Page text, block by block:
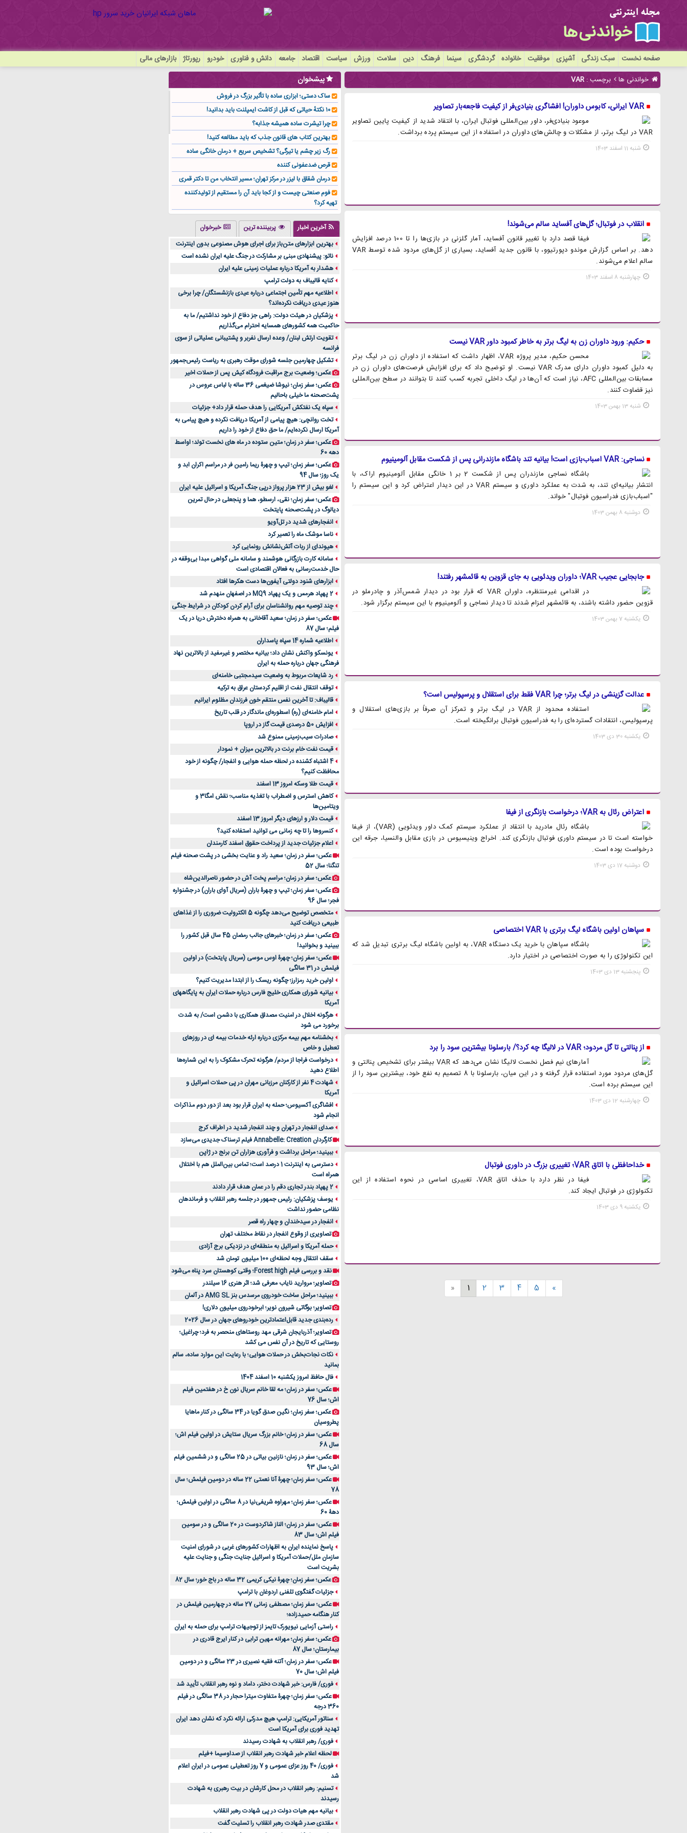
صفحه نخست سبک زندگی آشپزی موفقیت خانواده گردشگری سینما فرهنگ دین سلامت ورزش سیاست اقتصاد جامعه دانش و فناوری خودرو رپورتاژ بازارهای مالی
خواندنی ها
برچسب : VAR
VAR ایرانی، کابوس داوران! افشاگری بنیادی‌فر از کیفیت فاجعه‌بار تصاویر
موعود بنیادی‌فر، داور بین‌المللی فوتبال ایران، با انتقاد شدید از کیفیت پایین تصاویر
VAR در لیگ برتر، از مشکلات و چالش‌های داوران در استفاده از این سیستم پرده برداشت.
شنبه 11 اسفند 1403
انقلاب در فوتبال؛ گل‌های آفساید سالم می‌شوند!
فیفا قصد دارد با تغییر قانون آفساید، آمار گلزنی در بازی‌ها را تا 100 درصد افزایش
دهد. بر اساس گزارش موندو دپورتیوو، با قانون جدید آفساید، بسیاری از گل‌های مردود شده توسط VAR
سالم اعلام می‌شوند.
چهارشنبه 8 اسفند 1403
حکیم: ورود داوران زن به لیگ برتر به خاطر کمبود داور VAR نیست
محسن حکیم، مدیر پروژه VAR، اظهار داشت که استفاده از داوران زن در لیگ برتر
به دلیل کمبود داوران دارای مدرک VAR نیست. او توضیح داد که برای افزایش فرصت‌های داوران زن در
مسابقات بین‌المللی AFC، نیاز است که آن‌ها در لیگ داخلی تجربه کسب کنند تا بتوانند در سطح بین‌المللی
نیز قضاوت کنند.
شنبه 13 بهمن 1403
نساجی: VAR اسباب‌بازی است! بیانیه تند باشگاه مازندرانی پس از شکست مقابل آلومینیوم
باشگاه نساجی مازندران پس از شکست 2 بر 1 خانگی مقابل آلومینیوم اراک، با
انتشار بیانیه‌ای تند، به شدت به عملکرد داوری و سیستم VAR در این دیدار اعتراض کرد و این سیستم را
"اسباب‌بازی فدراسیون فوتبال" خواند.
دوشنبه 8 بهمن 1403
جابجایی عجیب VAR؛ داوران ویدئویی به جای قزوین به قائمشهر رفتند!
در اقدامی غیرمنتظره، داوران VAR که قرار بود در دیدار شمس‌آذر و چادرملو در
قزوین حضور داشته باشند، به قائمشهر اعزام شدند تا دیدار نساجی و آلومینیوم با این سیستم برگزار شود.
یکشنبه 7 بهمن 1403
عدالت گزینشی در لیگ برتر؛ چرا VAR فقط برای استقلال و پرسپولیس است؟
استفاده محدود از VAR در لیگ برتر و تمرکز آن صرفاً بر بازی‌های استقلال و
پرسپولیس، انتقادات گسترده‌ای را به فدراسیون فوتبال برانگیخته است.
یکشنبه 30 دی 1403
اعتراض رئال به VAR؛ درخواست بازنگری از فیفا
باشگاه رئال مادرید با انتقاد از عملکرد سیستم کمک داور ویدئویی (VAR)، از فیفا
خواسته است تا در سیستم داوری فوتبال بازنگری کند. اخراج وینیسیوس در بازی مقابل والنسیا، جرقه این
درخواست بوده است.
دوشنبه 17 دی 1403
سپاهان اولین باشگاه لیگ برتری با VAR اختصاصی
باشگاه سپاهان با خرید یک دستگاه VAR، به اولین باشگاه لیگ برتری تبدیل شد که
این تکنولوژی را به صورت اختصاصی در اختیار دارد.
پنجشنبه 13 دی 1403
از پنالتی تا گل مردود؛ VAR در لالیگا چه کرد؟/ بارسلونا بیشترین سود را برد
آمارهای نیم فصل نخست لالیگا نشان می‌دهد که VAR بیشتر برای تشخیص پنالتی و
گل‌های مردود مورد استفاده قرار گرفته و در این میان، بارسلونا با 8 تصمیم به نفع خود، بیشترین سود را از
این سیستم برده است.
چهارشنبه 12 دی 1403
خداحافظی با اتاق VAR؛ تغییری بزرگ در داوری فوتبال
فیفا در نظر دارد با حذف اتاق VAR، تغییری اساسی در نحوه استفاده از این
تکنولوژی در فوتبال ایجاد کند.
یکشنبه 9 دی 1403
« 1 2 3 4 5 »
پیشخوان
ساک دستی؛ ابزاری ساده با تأثیر بزرگ در فروش
۱۰ نکتهٔ حیاتی که قبل از کاشت ایمپلنت باید بدانید!
چرا تیشرت ساده همیشه جذابه؟
بهترین کتاب های قانون جذب که باید مطالعه کنید!
رگ زیر چشم یا تیرگی؟ تشخیص سریع + درمان خانگی ساده
قرص ضدعفونی کننده
درمان شقاق با لیزر در مرکز تهران؛ مسیر انتخاب من تا دکتر قمری
فوم صنعتی چیست و از کجا باید آن را مستقیم از تولیدکننده
تهیه کرد؟
جنس هر کدام از اجزای ایمپلنت دندان چیست؟ کدام متریال برای
شما بهتر است؟
تولید لیوان کاغذی یک کسب‌ و کار پر سود و رو‌ به‌ رشد در بازار
ایران
درد زانو بعد از تمرین با تردمیل؟ شاید مشکل از این انتخاب باشد
آینده موسیقی هم‌اکنون در اینجاست
بهترین راه تبلیغات کلینیک زیبایی و افزایش مشتری کدام است؟
مقایسه قالب آسترا با وودمارت و فلت‌سام (فارسی)
خرید سمعک کارکرده یا دست دوم | نکات مهم قبل از تصمیم‌گیری
خرید و فروش قطعات سرور دست دوم در ماهان شبکه ایرانیان
اهمیت انتخاب بهترین وکیل در سعادت آباد برای پرونده‌های
حساس و کلان
۷ تاثیرات کامپیوتر در حوزه علوم زندگی و کاربردی
لیفتراک صفر؛ راهنمای جامع خرید، قیمت و فروش در ایران
راهنمای جامع بهترین کفش ورزشی برای دویدن و استفاده روزمره
| بررسی ۱۲ مدل برتر
آخرین اخبار پربیننده ترین
خبرخوان
بهترین ابزارهای متن‌باز برای اجرای هوش مصنوعی بدون اینترنت
ناتو: پیشنهادی مبنی بر مشارکت در جنگ علیه ایران نشده است
هشدار به آمریکا درباره عملیات زمینی علیه ایران
کنایه قالیباف به دولت ترامپ
اطلاعیه مهم تأمین اجتماعی درباره عیدی بازنشستگان/ چرا برخی
هنوز عیدی دریافت نکرده‌اند؟
پزشکیان در هیئت دولت: راهی جز دفاع از خود نداشتیم/ ما به
حاکمیت همه کشورهای همسایه احترام می‌گذاریم
تقویت ارتش لبنان/ وعده ارسال نفربر و پشتیبانی عملیاتی از سوی
فرانسه
تشکیل چهارمین جلسه شورای موقت رهبری به ریاست رئیس‌جمهور
عکس؛ وضعیت برج مراقبت فرودگاه کیش پس از حملات اخیر
عکس؛ سفر زمان؛ نیوشا ضیغمی 36 ساله با لباس عروس در
پشت‌صحنه ما خیلی باحالیم
سپاه یک نفتکش آمریکایی را هدف حمله قرار داد+ جزئیات
تخت روانچی: هیچ پیامی از آمریکا دریافت نکرده و هیچ پیامی به
آمریکا ارسال نکرده‌ایم/ ما حق دفاع از خود را داریم
عکس؛ سفر در زمان؛ متین ستوده در ماه های نخست تولد؛ اواسط
دهه 60
عکس؛ سفر زمان؛ تیپ و چهرۀ ریما رامین فر در مراسم اکران ابد و
یک روز؛ سال 94
لغو بیش از 23 هزار پرواز درپی جنگ آمریکا و اسرائیل علیه ایران
عکس؛ سفر زمان؛ نقی، ارسطو، هما و پنجعلی در حال تمرین
دیالوگ در پشت‌صحنه پایتخت
انفجارهای شدید در تل‌آویو
ناسا موشک ماه را تعمیر کرد
هیوندای از ربات آتش‌نشانش رونمایی کرد
سامانه کارت بازرگانی هوشمند و سامانه ملی گواهی مبدا بی‌وقفه در
حال خدمت‌رسانی به فعالان اقتصادی است
ابزارهای شنود دولتی آیفون‌ها دست هکرها افتاد
2 پهپاد هرمس و یک پهپاد MQ9 در اصفهان منهدم شد
چند توصیه مهم روانشناسان برای آرام کردن کودکان در شرایط جنگی
عکس؛ سفر در زمان؛ سعید آقاخانی به همراه دخترش دریا در یک
فیلم؛ سال 87
اطلاعیه شماره 14 سپاه پاسداران
یونسکو واکنش نشان داد؛ بیانیه مختصر و غیرمفید از بالاترین نهاد
فرهنگی جهان درباره حمله به ایران
رد شایعات مربوط به وضعیت سیدمجتبی خامنه‌ای
توقف انتقال نفت از اقلیم کردستان عراق به ترکیه
قالیباف: تا آخرین نفس منتقم خون فرزندان مظلوم ایرانیم
امام خامنه‌ای (ره) اسطوره‌ای ماندگار در قلب تاریخ
افزایش 50 درصدی قیمت گاز در اروپا
صادرات سیب‌زمینی ممنوع شد
قیمت نفت خام برنت در بالاترین میزان + نمودار
4 اشتباه کشنده در لحظه حمله هوایی و انفجار/ چگونه از خود
محافظت کنیم؟
قیمت طلا وسکه امروز 13 اسفند
کاهش استرس و اضطراب با تغذیه مناسب؛ نقش امگا3 و
ویتامین‌ها
قیمت دلار و ارزهای دیگر امروز 13 اسفند
کنسروها را تا چه زمانی می توانید استفاده کنید؟
اعلام جزئیات جدید از پرداخت حقوق اسفند کارمندان
عکس؛ سفر در زمان؛ سعید راد و عنایت بخشی در پشت صحنه فیلم
تنگنا؛ سال 52
عکس؛ سفر در زمان؛ مراسم پخت آش در حضور ناصرالدین‌شاه
عکس؛ سفر زمان؛ تیپ و چهرۀ باران (سریال آوای باران) در جشنواره
فجر؛ سال 96
متخصص توضیح می‌دهد چگونه 5 الکترولیت ضروری را از غذاهای
طبیعی دریافت کنید
عکس؛ سفر در زمان؛ خبرهای جالب رمضان 45 سال قبل کشور را
ببینید و بخوانید!
عکس؛ سفر زمان؛ چهرۀ اوس موسی (سریال پایتخت) در اولین
فیلمش در 31 سالگی
اولین خرید رمزارز؛ چگونه ریسک را از ابتدا مدیریت کنیم؟
بیانیه شورای همکاری خلیج فارس درباره حملات ایران به پایگاههای
آمریکا
هرگونه اخلال در امنیت مصداق همکاری با دشمن است/ به شدت
برخورد می شود
بخشنامه مهم بیمه مرکزی درباره ارئه خدمات بیمه ای در روزهای
تعطیل و خاص
درخواست فراجا از مردم/ هرگونه تحرک مشکوک را به این شماره‌ها
اطلاع دهید
شهادت 4 نفر از کارکنان مرزبانی مهران در پی حملات اسرائیل و
آمریکا
افشاگری آکسیوس؛ حمله به ایران قرار بود بعد از دور دوم مذاکرات
انجام شود
صدای انفجار در تهران و چند انفجار شدید در اطراف کرج
کارگردان Annabelle: Creation فیلم ترسناک جدیدی می‌سازد
ببینید؛ مراحل برداشت و فرآوری هزاران تن برنج در ژاپن
دسترسی به اینترنت 1 درصد است؛ تماس بین‌الملل هم با اختلال
همراه است
2 پهپاد بندر تجاری دقم را در عمان هدف قرار دادند
یوسف پزشکیان: رئیس جمهور در جلسه رهبر انقلاب و فرماندهان
نظامی حضور نداشت
انفجار در سیدخندان و چهار راه قصر
تصاویری از وقوع انفجار در نقاط مختلف تهران
حمله آمریکا و اسرائیل به منطقه‌ای در نزدیکی برج آزادی
سقف انتقال وجه لحظه‌ای 100 میلیون تومان شد
نقد و بررسی فیلم Forest high؛ وقتی کوهستان سرد پناه می‌شود
تصاویر؛ مروارید نایاب معرفی شد؛ اثر هنری 16 سیلندر
ببینید؛ مراحل ساخت خودروی مرسدس بنز AMG SL در آلمان
تصاویر؛ بوگاتی شیرون نویر؛ ابرخودروی میلیون دلاری!
رده‌بندی جدید قابل‌اعتمادترین خودروهای جهان در سال 2026
تصاویر؛ آذربایجان شرقی مهد روستاهای منحصر به فرد؛ چراغیل؛
روستایی که تاریخ در آن نفس می کشد
نکات نجات‌بخش در حملات هوایی؛ با رعایت این موارد ساده، سالم
بمانید
فال حافظ امروز یکشنبه 10 اسفند 1404
عکس؛ سفر در زمان؛ مه لقا خانم سریال نون خ در هفتمین فیلم
اش؛ سال 76
عکس؛ سفر زمان؛ نگین صدق گویا در 34 سالگی در کنار ماهایا
پطروسیان
عکس؛ سفر در زمان؛ خانم بزرگ سریال ستایش در اولین فیلم اش؛
سال 68
عکس؛ سفر در زمان؛ نازنین بیاتی در 25 سالگی و در ششمین فیلم
اش؛ سال 93
عکس؛ سفر زمان؛ چهرۀ آنا نعمتی 22 ساله در دومین فیلمش؛ سال
78
عکس؛ سفر زمان؛ مهراوه شریفی‌نیا در 8 سالگی در اولین فیلمش؛
دهۀ 60
عکس؛ سفر در زمان؛ الناز شاکردوست در 20 سالگی و در سومین
فیلم اش؛ سال 83
پاسخ نماینده ایران به اظهارات کشورهای غربی در شورای امنیت
سازمان ملل/حملات آمریکا و اسرائیل جنایت جنگی و جنایت علیه
بشریت است
عکس؛ سفر زمان؛ چهرۀ نیکی کریمی 32 ساله در باج خور؛ سال 82
جزئیات گفتگوی تلفنی اردوغان با ترامپ
عکس؛ سفر زمان؛ مصطفی زمانی 27 ساله در چهارمین فیلمش در
کنار هنگامه حمیدزاده؛
راستی آزمایی نیویورک تایمز از توجیهات ترامپ برای حمله به ایران
عکس؛ سفر زمان؛ مهرانه مهین ترابی در کنار ایرج قادری در
بیمارستان؛ سال 87
عکس؛ سفر در زمان؛ آتنه فقیه نصیری در 23 سالگی و در دومین
فیلم اش؛ سال 70
فوری/ فارس: خبر شهادت دختر، داماد و نوه رهبر انقلاب تأیید شد
عکس؛ سفر زمان؛ چهرۀ متفاوت میترا حجار در 38 سالگی در فیلم
360 درجه
سناتور آمریکایی: ترامپ هیچ مدرکی ارائه نکرد که نشان دهد ایران
تهدید فوری برای آمریکا است
فوری/ رهبر انقلاب به شهادت رسیدند
لحظه اعلام خبر شهادت رهبر انقلاب از صداوسیما +فیلم
فوری/ 40 روز عزای عمومی و 7 روز تعطیلی عمومی در ایران اعلام
شد
تسنیم: رهبر انقلاب در محل کارشان در بیت رهبری به شهادت
رسیدند
بیانیه مهم هیات دولت در پی شهادت رهبر انقلاب
مقتدی صدر شهادت رهبر انقلاب را تسلیت گفت